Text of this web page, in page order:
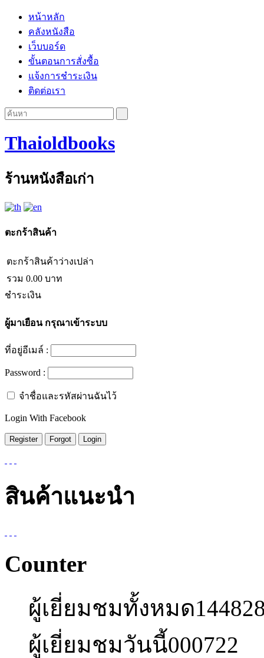
หน้าหลัก
คลังหนังสือ
เว็บบอร์ด
ขั้นตอนการสั่งซื้อ
แจ้งการชำระเงิน
ติดต่อเรา
Thaioldbooks
ร้านหนังสือเก่า
ตะกร้าสินค้า
ตะกร้าสินค้าว่างเปล่า
รวม 0.00 บาท
ชำระเงิน
ผู้มาเยือนกรุณาเข้าระบบ
ที่อยู่อีเมล์ :
Password :
จำชื่อและรหัสผ่านฉันไว้
Login With Facebook
สินค้าแนะนำ
Counter
ผู้เยี่ยมชมทั้งหมด
ผู้เยี่ยมชมวันนี้000722